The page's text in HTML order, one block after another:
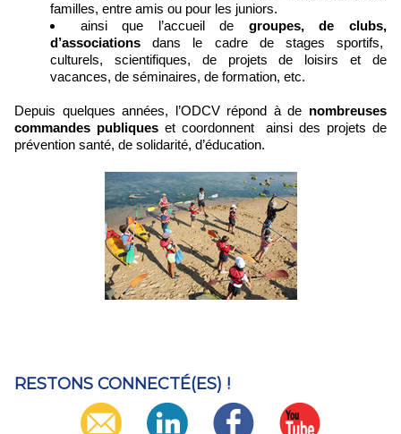
familles, entre amis ou pour les juniors.
ainsi que l’accueil de groupes, de clubs,
d’associationsdans le cadre de stages sportifs,
culturels, scientifiques, de projets de loisirs et de
vacances, de séminaires, de formation, etc.
Depuis quelques années, l’ODCV répond à de nombreuses
commandes publiqueset coordonnent ainsi des projets de
prévention santé, de solidarité, d’éducation.
RESTONS CONNECTÉ(ES) !